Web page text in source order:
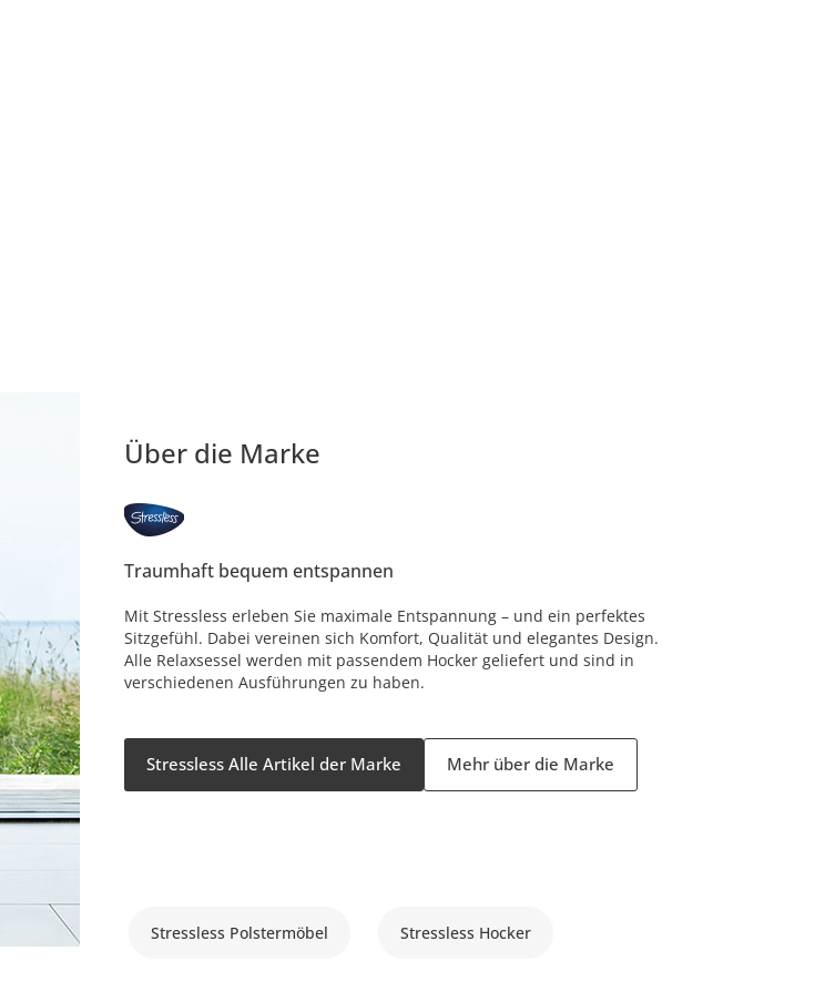
Über die Marke
Traumhaft bequem entspannen
Mit Stressless erleben Sie maximale Entspannung – und ein perfektes
Sitzgefühl. Dabei vereinen sich Komfort, Qualität und elegantes Design.
Alle Relaxsessel werden mit passendem Hocker geliefert und sind in
verschiedenen Ausführungen zu haben.
Stressless Alle Artikel der Marke Mehr über die Marke
Stressless Polstermöbel Stressless Hocker